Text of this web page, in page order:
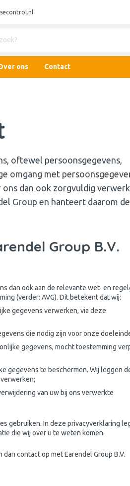
ons Contact
oftewel persoonsgegevens,
omgang met
dan ook zorgvuldig
Group en hanteert daarom de
Group B.V.
dan ook aan de relevante wet- en
(verder: AVG). Dit betekent dat wij:
gegevens verwerken, via deze
die nodig zijn voor onze
gegevens, mocht toestemming
gegevens te beschermen. Wij leggen
van uw bij ons verwerkte
gebruiken. In deze privacyverklaring
die wij over u te weten komen.
contact op met Earendel Group B.V.